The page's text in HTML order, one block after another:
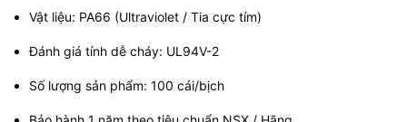
Vật liệu: PA66 (Ultraviolet / Tia cực tím)
Đánh giá tính dễ cháy: UL94V-2
Số lượng sản phẩm: 100 cái/bịch